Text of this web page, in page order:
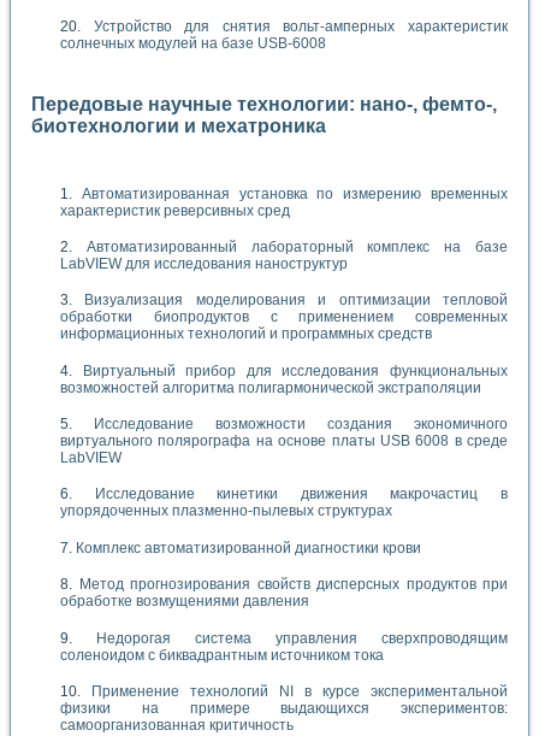
Устройство для снятия вольт-амперных характеристик
солнечных модулей на базе USB-6008
Передовые научные технологии: нано-, фемто-,
биотехнологии и мехатроника
Автоматизированная установка по измерению временных
характеристик реверсивных сред
Автоматизированный лабораторный комплекс на базе
LabVIEW для исследования наноструктур
Визуализация моделирования и оптимизации тепловой
обработки биопродуктов с применением современных
информационных технологий и программных средств
Виртуальный прибор для исследования функциональных
возможностей алгоритма полигармонической экстраполяции
Исследование возможности создания экономичного
виртуального полярографа на основе платы USB 6008 в среде
LabVIEW
Исследование кинетики движения макрочастиц в
упорядоченных плазменно-пылевых структурах
Комплекс автоматизированной диагностики крови
Метод прогнозирования свойств дисперсных продуктов при
обработке возмущениями давления
Недорогая система управления сверхпроводящим
соленоидом с биквадрантным источником тока
Применение технологий NI в курсе экспериментальной
физики на примере выдающихся экспериментов:
самоорганизованная критичность